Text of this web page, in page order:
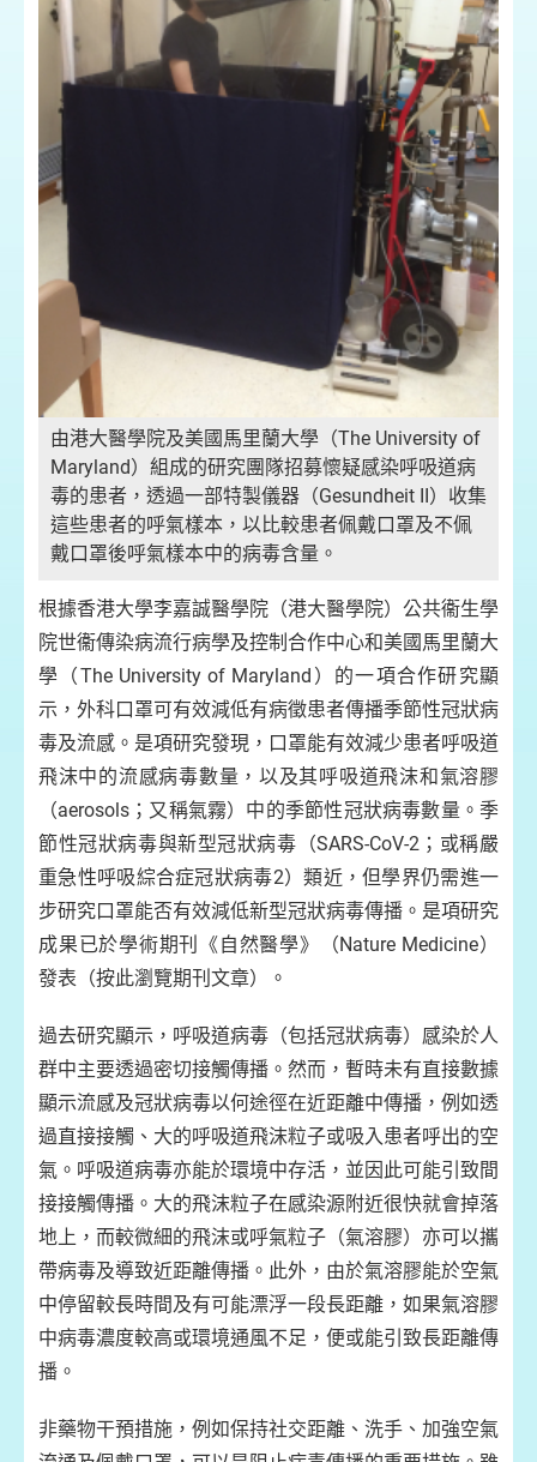
由港大醫學院及美國馬里蘭大學（The University of
Maryland）組成的研究團隊招募懷疑感染呼吸道病
毒的患者，透過一部特製儀器（Gesundheit II）收集
這些患者的呼氣樣本，以比較患者佩戴口罩及不佩
戴口罩後呼氣樣本中的病毒含量。
根據香港大學李嘉誠醫學院（港大醫學院）公共衞生學
院世衞傳染病流行病學及控制合作中心和美國馬里蘭大
學（The University of Maryland）的一項合作研究顯
示，外科口罩可有效減低有病徵患者傳播季節性冠狀病
毒及流感。是項研究發現，口罩能有效減少患者呼吸道
飛沫中的流感病毒數量，以及其呼吸道飛沫和氣溶膠
（aerosols；又稱氣霧）中的季節性冠狀病毒數量。季
節性冠狀病毒與新型冠狀病毒（SARS-CoV-2；或稱嚴
重急性呼吸綜合症冠狀病毒2）類近，但學界仍需進一
步研究口罩能否有效減低新型冠狀病毒傳播。是項研究
成果已於學術期刊《自然醫學》（Nature Medicine）
發表（按此瀏覽期刊文章）。
過去研究顯示，呼吸道病毒（包括冠狀病毒）感染於人
群中主要透過密切接觸傳播。然而，暫時未有直接數據
顯示流感及冠狀病毒以何途徑在近距離中傳播，例如透
過直接接觸、大的呼吸道飛沫粒子或吸入患者呼出的空
氣。呼吸道病毒亦能於環境中存活，並因此可能引致間
接接觸傳播。大的飛沫粒子在感染源附近很快就會掉落
地上，而較微細的飛沫或呼氣粒子（氣溶膠）亦可以攜
帶病毒及導致近距離傳播。此外，由於氣溶膠能於空氣
中停留較長時間及有可能漂浮一段長距離，如果氣溶膠
中病毒濃度較高或環境通風不足，便或能引致長距離傳
播。
非藥物干預措施，例如保持社交距離、洗手、加強空氣